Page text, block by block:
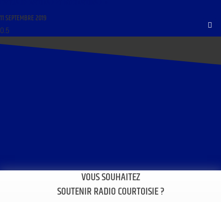
11 SEPTEMBRE 2019
VOUS SOUHAITEZ
SOUTENIR RADIO COURTOISIE ?